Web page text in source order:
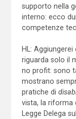
supporto nella
interno: ecco
competenze
HL:
riguarda solo il
no profit: sono
mostrano
pratiche di
vista, la riforma
Legge Delega